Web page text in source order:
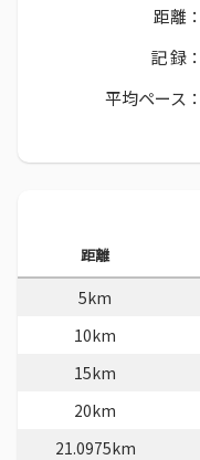
距離：
記 録：
平均ペース：
距離
5km
10km
15km
20km
21.0975km